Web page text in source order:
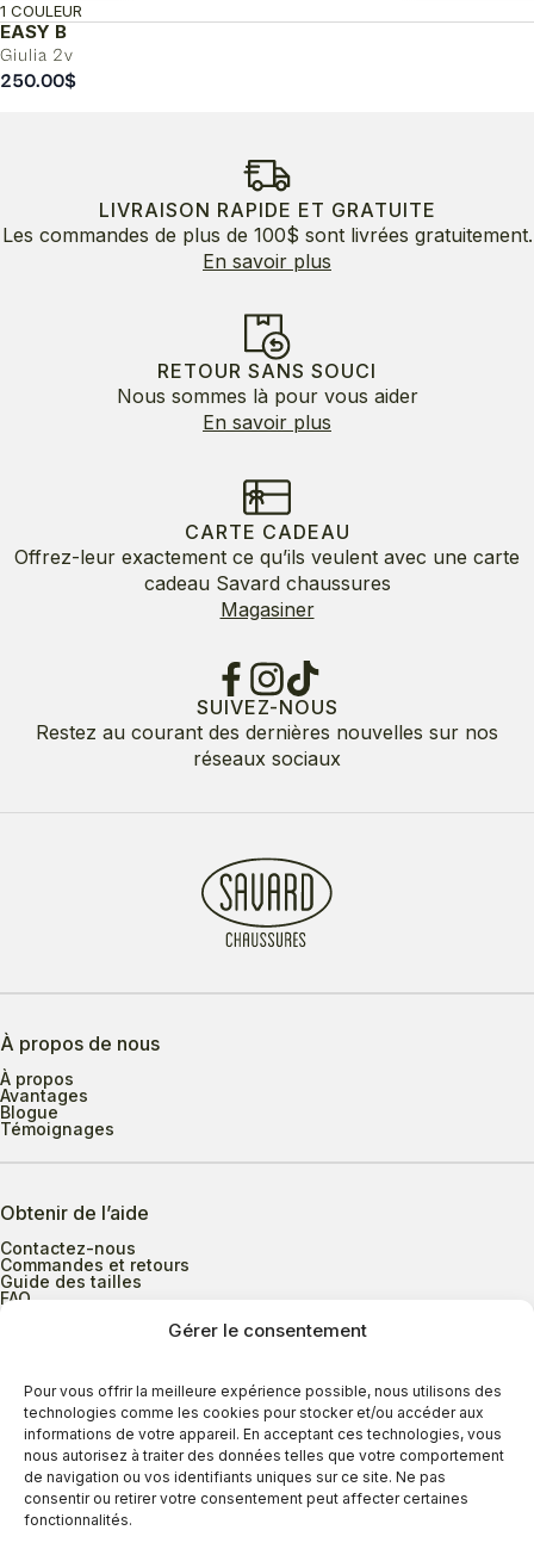
Gérer le consentement
Pour vous offrir la meilleure expérience possible, nous utilisons des
technologies comme les cookies pour stocker et/ou accéder aux
informations de votre appareil. En acceptant ces technologies, vous
nous autorisez à traiter des données telles que votre comportement
de navigation ou vos identifiants uniques sur ce site. Ne pas
consentir ou retirer votre consentement peut affecter certaines
fonctionnalités.
EASY B
Giulia 2v
1 COULEUR
250.00$
LIVRAISON RAPIDE ET GRATUITE
Les commandes de plus de 100$ sont livrées gratuitement.
En savoir plus
RETOUR SANS SOUCI
Nous sommes là pour vous aider
En savoir plus
CARTE CADEAU
Offrez-leur exactement ce qu’ils veulent avec une carte
cadeau Savard chaussures
Magasiner
SUIVEZ-NOUS
Restez au courant des dernières nouvelles sur nos
réseaux sociaux
À propos de nous
À propos
Avantages
Blogue
Témoignages
Obtenir de l’aide
Contactez-nous
Commandes et retours
Guide des tailles
FAQ
Heures d’ouverture
Lundi au mercredi
9h00 à 17h30
Jeudi
9h00 à 20h00
Vendredi
9h00 à 18h00